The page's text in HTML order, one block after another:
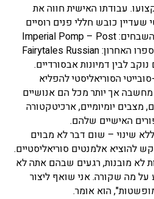
עבודתו האישית חווה את
שעדיין כובש חללי פנים רוסיים
רבים. בהמשך לספרו עטור השבחים: Imperial Pomp – Post
Soviet High-Rise (2013), ספרו האחרון: Fairytales Russian
נוקב לבין דמיונות אבסורדיים.
הסוריאליסטי להפליא
מחשבה אך יותר מכל הם אנושיים
מצבים יומיומיים, ארכיטקטורה
האישיים שלהם.
שינוי – שום דבר לא מבוים
להוציא אלמנטים סוריאליסטיים.
לא מובנות, רגעים שבהם אתה לא
מה שקורה. אני שואף ליצור
הוא אומר.